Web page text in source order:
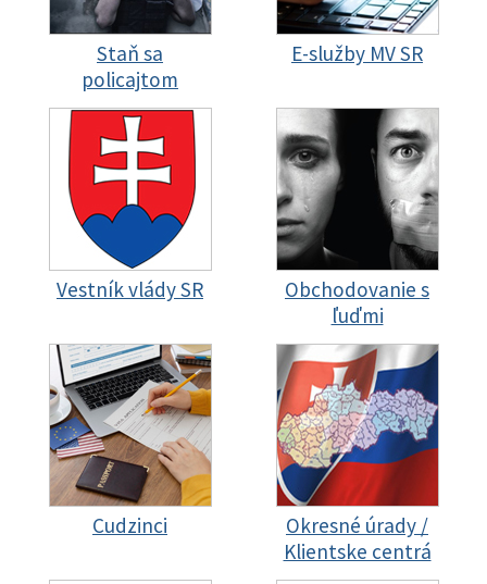
Staň sa
policajtom
E-služby MV SR
Vestník vlády SR
Obchodovanie s
ľuďmi
Cudzinci
Okresné úrady /
Klientske centrá